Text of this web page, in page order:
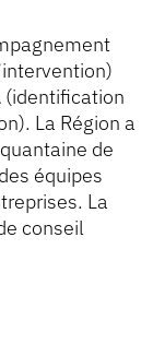
(identification
La Région a
de
équipes
La
conseil